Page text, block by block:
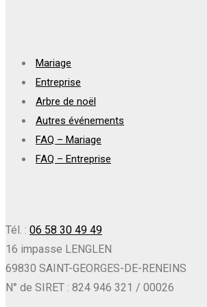
Mariage
Entreprise
Arbre de noël
Autres événements
FAQ – Mariage
FAQ – Entreprise
Tél. : 06 58 30 49 49
16 impasse LENGLEN
69830 SAINT-GEORGES-DE-RENEINS
N° de SIRET : 824 946 321 / 00026